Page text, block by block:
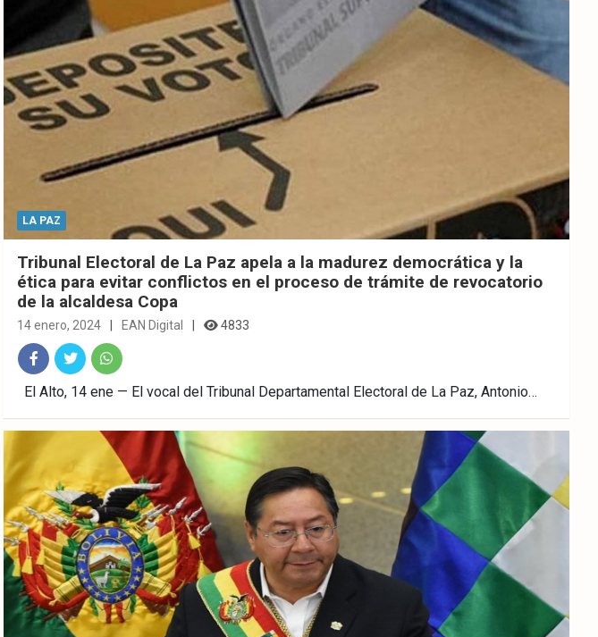
LA PAZ
Tribunal Electoral de La Paz apela a la madurez democrática y la
ética para evitar conflictos en el proceso de trámite de revocatorio
de la alcaldesa Copa
14 enero, 2024 EAN Digital 4833
Fac
ebo
Twitt
er
What
sAp
El Alto, 14 ene — El vocal del Tribunal Departamental Electoral de La Paz, Antonio…